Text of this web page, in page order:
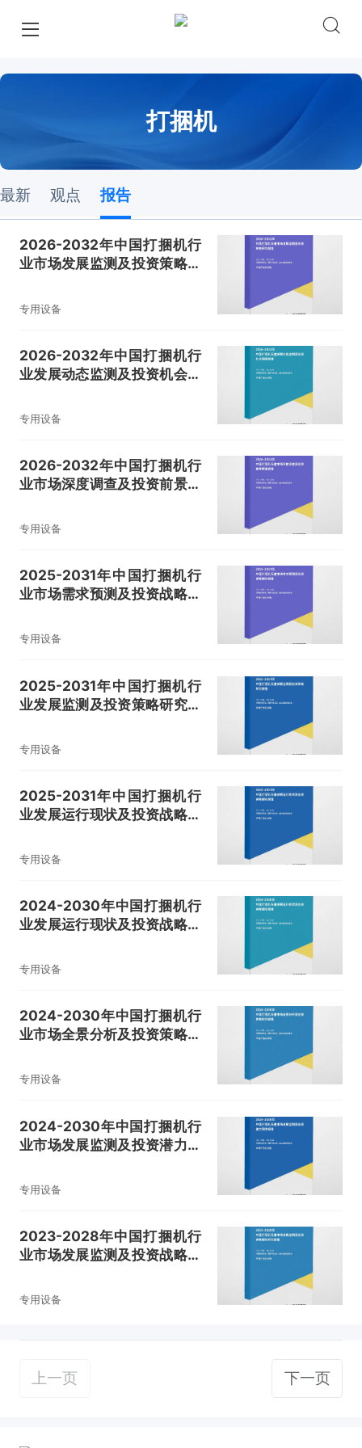
打捆机
最新 观点 报告
2026-2032年中国打捆机行
业市场发展监测及投资策略研
专用设备
2026-2032年中国打捆机行
业发展动态监测及投资机会洞
专用设备
2026-2032年中国打捆机行
业市场深度调查及投资前景展
专用设备
2025-2031年中国打捆机行
业市场需求预测及投资战略规
专用设备
2025-2031年中国打捆机行
业发展监测及投资策略研究报
专用设备
2025-2031年中国打捆机行
业发展运行现状及投资战略规
专用设备
2024-2030年中国打捆机行
业发展运行现状及投资战略规
专用设备
2024-2030年中国打捆机行
业市场全景分析及投资策略研
专用设备
2024-2030年中国打捆机行
业市场发展监测及投资潜力预
专用设备
2023-2028年中国打捆机行
业市场发展监测及投资战略规
专用设备
上一页 下一页